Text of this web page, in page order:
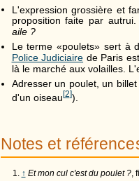
L'expression grossière et
proposition faite par
aile ?
Le terme «poulets» sert à
Police Judiciaire de Paris
là le marché aux volailles.
Adresser un poulet, un
d'un oiseau[2]).
Notes et
↑ Et mon cul c'est du poulet ?,